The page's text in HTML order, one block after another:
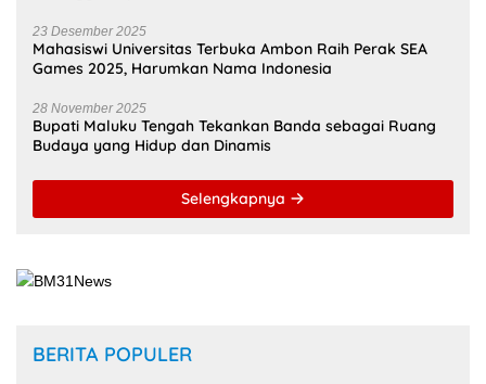
23 Desember 2025
Mahasiswi Universitas Terbuka Ambon Raih Perak SEA
Games 2025, Harumkan Nama Indonesia
28 November 2025
Bupati Maluku Tengah Tekankan Banda sebagai Ruang
Budaya yang Hidup dan Dinamis
Selengkapnya
BERITA POPULER